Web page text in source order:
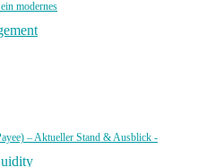
modernes
– Aktueller Stand & Ausblick -